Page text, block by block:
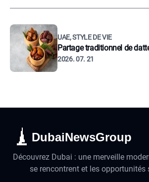
UAE, STYLE DE VIE
Partage traditionnel de
2026. 07. 21
DubaiNewsGroup
Découvrez Dubai : une merveille
se rencontrent et les opportunités